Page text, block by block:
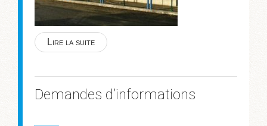
Lire la suite
Demandes d’informations